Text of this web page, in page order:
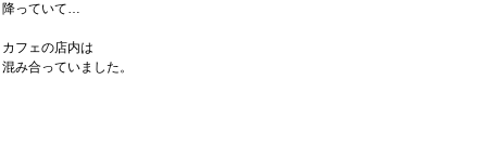
降っていて…
カフェの店内は
混み合っていました。